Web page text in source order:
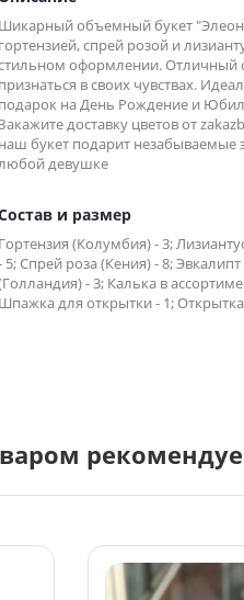
Шикарный объемный букет
гортензией, спрей розой и
оформлении. Отличный
признаться в своих чувствах.
подарок на День Рождение и
доставку цветов от
наш букет подарит незабываемые
любой девушке
и размер
Гортензия (Колумбия) - 3;
5; Спрей роза (Кения) - 8; Эвкалипт
- 3; Калька в
Шпажка для открытки - 1; Открытка